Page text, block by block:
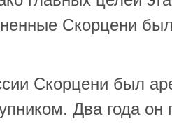
Скорцени
Скорцени был
Два года